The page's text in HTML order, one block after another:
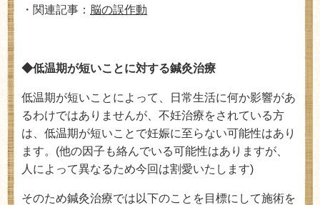
・関連記事： 脳の誤作動
◆低温期が短いことに対する鍼灸治療
低温期が短いことによって、日常生活に何か影響があ
るわけではありませんが、不妊治療をされている方
は、低温期が短いことで妊娠に至らない可能性はあり
ます。 (他の因子も絡んでいる可能性はありますが、
人によって異なるため今回は割愛いたします)
そのため鍼灸治療では以下のことを目標にして施術を